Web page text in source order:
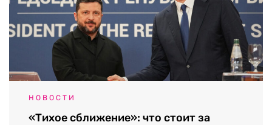
НОВОСТИ
«Тихое сближение»: что стоит за